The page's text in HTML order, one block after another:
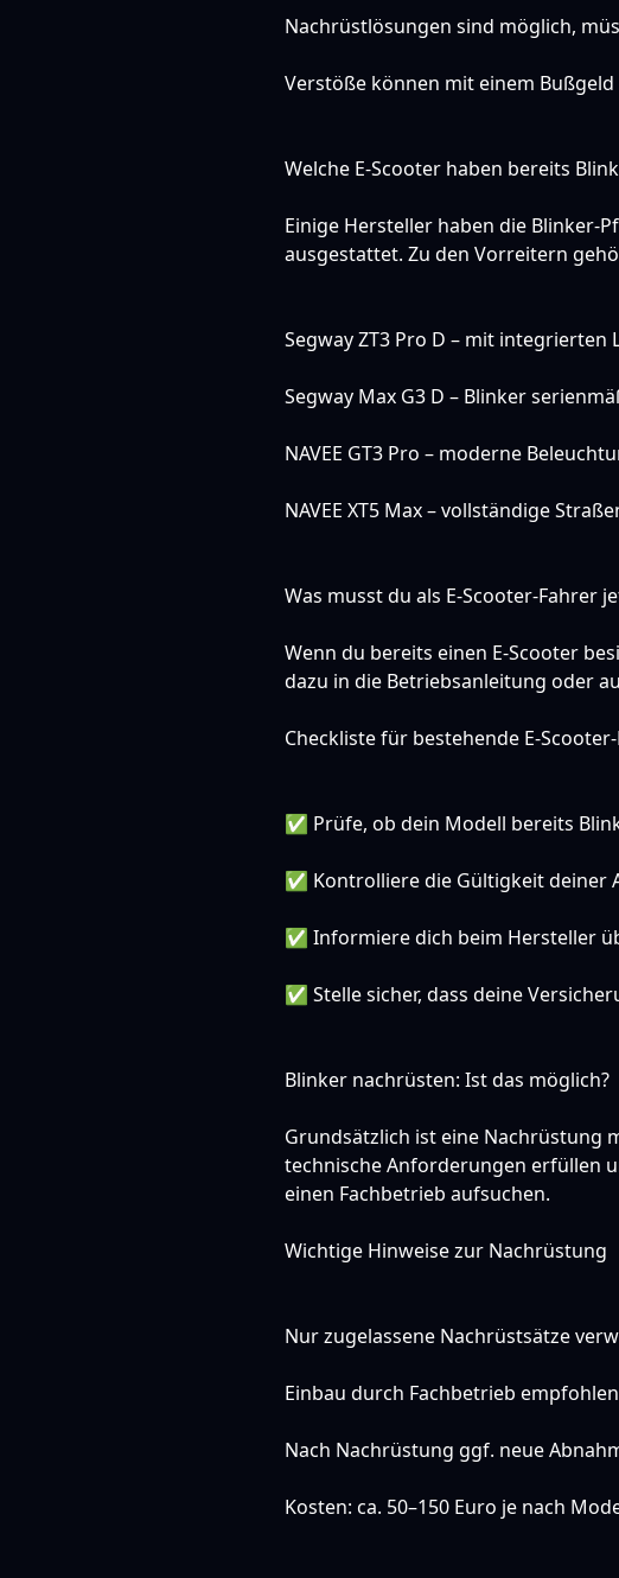
Nachrüstlösungen sind möglich,
Verstöße können mit einem
Welche E-Scooter haben bereits
Einige Hersteller haben die Blinker-
ausgestattet. Zu den Vorreitern
Segway ZT3 Pro D – mit integrierten
Segway Max G3 D – Blinker
NAVEE GT3 Pro – moderne
NAVEE XT5 Max– vollständige
Was musst du als E-Scooter-Fahrer
Wenn du bereits einen E-Scooter
dazu in die Betriebsanleitung oder
Checkliste für bestehende E-
✅ Prüfe, ob dein Modell bereits
✅ Kontrolliere die Gültigkeit deiner
✅ Informiere dich beim Hersteller
✅ Stelle sicher, dass deine
Blinker nachrüsten: Ist das möglich?
Grundsätzlich ist eine Nachrüstung
technische Anforderungen erfüllen
einen Fachbetrieb aufsuchen.
Wichtige Hinweise zur Nachrüstung
Nur zugelassene Nachrüstsätze
Einbau durch Fachbetrieb empfohlen
Nach Nachrüstung ggf. neue
Kosten: ca. 50–150 Euro je nach